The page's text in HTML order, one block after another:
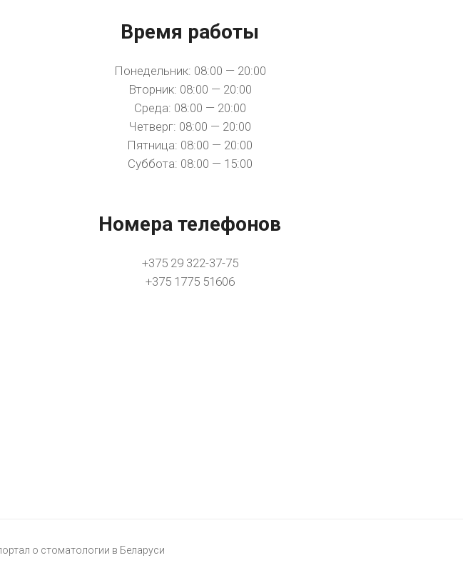
Время работы
Понедельник: 08:00 — 20:00
Вторник: 08:00 — 20:00
Среда: 08:00 — 20:00
Четверг: 08:00 — 20:00
Пятница: 08:00 — 20:00
Суббота: 08:00 — 15:00
Номера телефонов
+375 29 322-37-75
+375 1775 51606
о стоматологии в Беларуси